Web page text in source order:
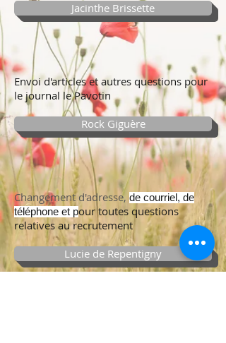
Jacinthe Brissette
Envoi d'articles et autres questions pour
le journal le Pavotin
Rock Giguère
Changement d'adresse, de courriel, de
téléphone et pour toutes questions
relatives au recrutement
Lucie de Repentigny